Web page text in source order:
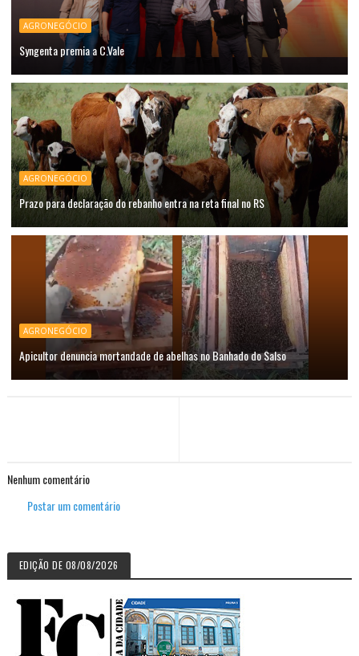
AGRONEGÓCIO
Syngenta premia a C.Vale
AGRONEGÓCIO
Prazo para declaração do rebanho entra na reta final no RS
AGRONEGÓCIO
Apicultor denuncia mortandade de abelhas no Banhado do Salso
Nenhum comentário
Postar um comentário
EDIÇÃO DE 08/08/2026